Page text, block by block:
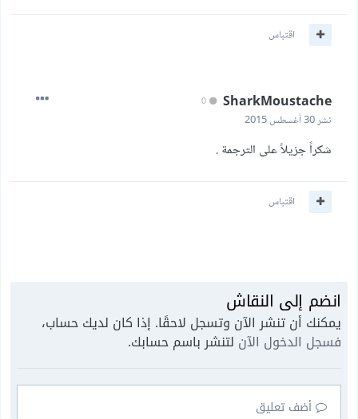
اقتباس
SharkMoustache
نشر30 أغسطس 2015
شكراً جزيلاً على الترجمة .
اقتباس
انضم إلى النقاش
يمكنك أن تنشر الآن وتسجل لاحقًا. إذا كان لديك حساب،
فسجل الدخول الآن لتنشر باسم حسابك.
أضف تعليق